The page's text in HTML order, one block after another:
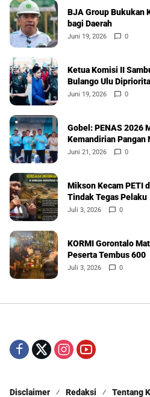
BJA Group Bukukan
bagi Daerah
Juni 19, 2026 0
Ketua Komisi II
Bulango Ulu
Juni 19, 2026 0
Gobel: PENAS 2026
Kemandirian Pangan
Juni 21, 2026 0
Mikson Kecam PETI
Tindak Tegas Pelaku
Juli 3, 2026 0
KORMI Gorontalo
Peserta Tembus 600
Juli 3, 2026 0
Disclaimer Redaksi Tentang